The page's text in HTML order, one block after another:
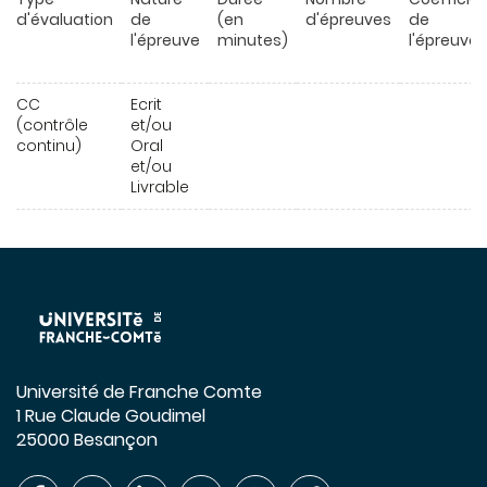
d'évaluation
de
l'épreuve
(en
minutes)
d'épreuves
de
l'épreuve
CC
(contrôle
continu)
Ecrit
et/ou
Oral
et/ou
Livrable
Université de Franche Comte
1 Rue Claude Goudimel
25000 Besançon